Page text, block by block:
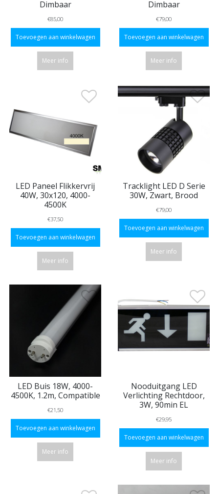
Dimbaar
€85,00
Toevoegen aan winkelwagen
Meer info
Dimbaar
€79,00
Toevoegen aan winkelwagen
Meer info
LED Paneel Flikkervrij
40W, 30x120, 4000-
4500K
€37,50
Toevoegen aan winkelwagen
Meer info
Tracklight LED D Serie
30W, Zwart, Brood
€79,00
Toevoegen aan winkelwagen
Meer info
LED Buis 18W, 4000-
4500K, 1.2m, Compatible
€21,50
Toevoegen aan winkelwagen
Meer info
Nooduitgang LED
Verlichting Rechtdoor,
3W, 90min EL
€29,95
Toevoegen aan winkelwagen
Meer info